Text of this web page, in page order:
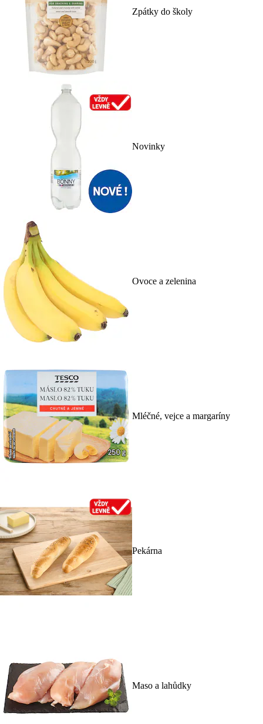
Zpátky do školy
Novinky
Ovoce a zelenina
Mléčné, vejce a margaríny
Pekárna
Maso a lahůdky